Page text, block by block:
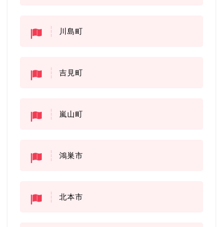
川島町
吉見町
嵐山町
鴻巣市
北本市